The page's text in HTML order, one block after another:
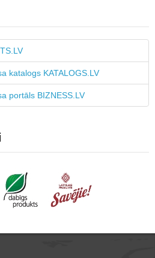
katalogs KATALOGS.LV
portāls BIZNESS.LV